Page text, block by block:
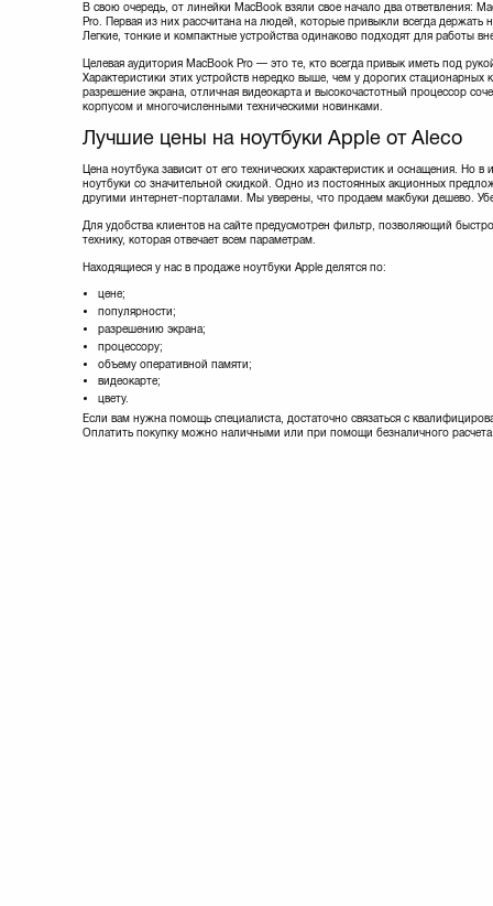
В свою очередь, от линейки MacBook взяли свое начало два ответвления:
Pro. Первая из них рассчитана на людей, которые привыкли всегда держать
Легкие, тонкие и компактные устройства одинаково подходят для работы
Целевая аудитория MacBook Pro — это те, кто всегда привык иметь под
Характеристики этих устройств нередко выше, чем у дорогих
разрешение экрана, отличная видеокарта и высокочастотный процессор
корпусом и многочисленными техническими новинками.
Лучшие цены на ноутбуки Apple от Aleco
Цена ноутбука зависит от его технических характеристик и оснащения.
ноутбуки со значительной скидкой. Одно из постоянных акционных
другими интернет-порталами. Мы уверены, что продаем макбуки дешево.
Для удобства клиентов на сайте предусмотрен фильтр, позволяющий
технику, которая отвечает всем параметрам.
Находящиеся у нас в продаже ноутбуки Apple делятся по:
цене;
популярности;
разрешению экрана;
процессору;
объему оперативной памяти;
видеокарте;
цвету.
Если вам нужна помощь специалиста, достаточно связаться с
Оплатить покупку можно наличными или при помощи безналичного